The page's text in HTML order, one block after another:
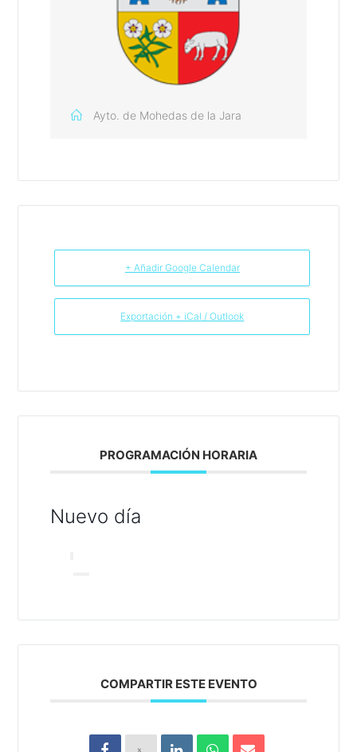
Ayto. de Mohedas de la Jara
+ Añadir Google Calendar
Exportación + iCal / Outlook
PROGRAMACIÓN HORARIA
Nuevo día
COMPARTIR ESTE EVENTO